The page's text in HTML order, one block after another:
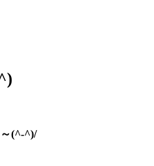
(^-^)/